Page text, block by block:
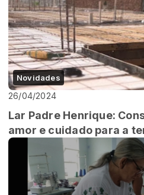
Novidades
26/04/2024
Lar Padre Henrique:
amor e cuidado para a